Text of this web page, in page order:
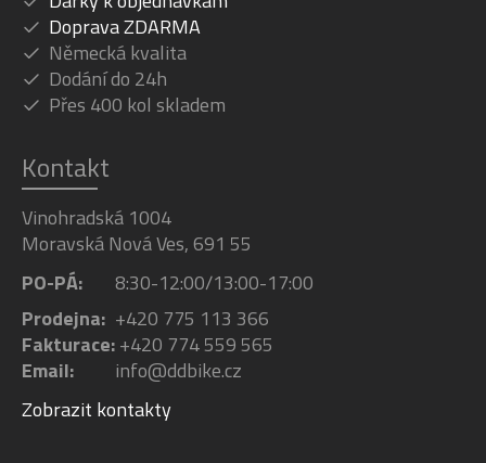
Doprava ZDARMA
Německá kvalita
Dodání do 24h
Přes 400 kol skladem
Kontakt
Vinohradská 1004
Moravská Nová Ves, 691 55
PO-PÁ:
8:30-12:00/13:00-17:00
Prodejna: +420 775 113 366
Fakturace:+420 774 559 565
Email:
info@ddbike.cz
Zobrazit kontakty